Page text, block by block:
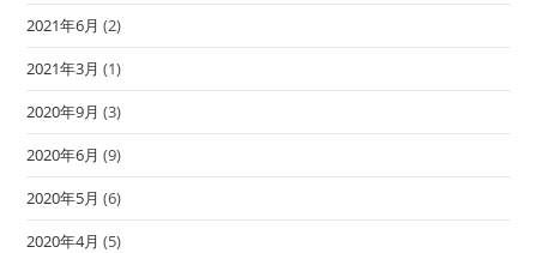
2021年6月 (2)
2021年3月 (1)
2020年9月 (3)
2020年6月 (9)
2020年5月 (6)
2020年4月 (5)